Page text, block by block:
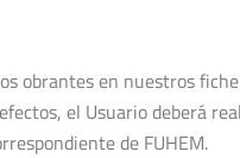
obrantes en nuestros
el Usuario deberá
de FUHEM.